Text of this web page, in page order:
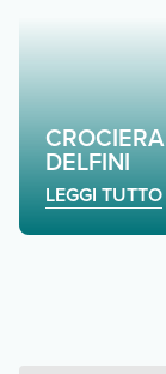
DELFINI
LEGGI TUTTO